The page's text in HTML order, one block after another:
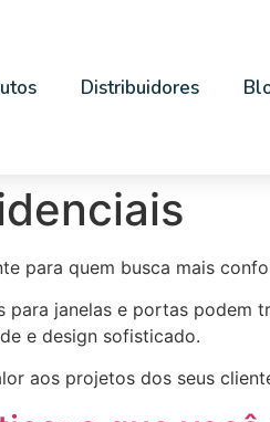
Distribuidores
para quem busca mais
janelas e portas podem
e design sofisticado.
aos projetos dos seus